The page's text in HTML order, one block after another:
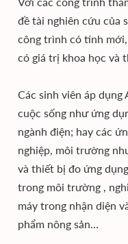
đề tài nghiên cứu của
công trình có tính
có giá trị khoa học và
Các sinh viên áp
cuộc sống như ứng
ngành điện; hay các
nghiệp, môi trường
và thiết bị đo ứng
trong môi trường ,
máy trong nhận diện
phẩm nông sản…